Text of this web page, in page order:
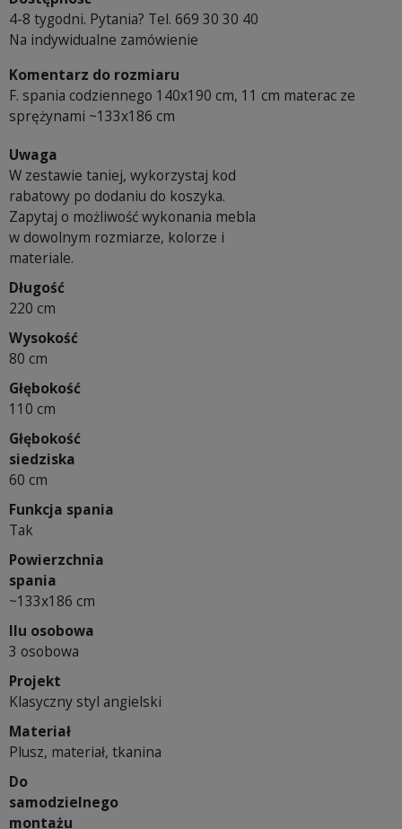
4-8 tygodni. Pytania? Tel. 669 30 30 40
Na indywidualne zamówienie
Komentarz do rozmiaru
F. spania codziennego 140x190 cm, 11 cm materac ze
sprężynami ~133x186 cm
Uwaga
W zestawie taniej, wykorzystaj kod
rabatowy po dodaniu do koszyka.
Zapytaj o możliwość wykonania mebla
w dowolnym rozmiarze, kolorze i
materiale.
Długość
220 cm
Wysokość
80 cm
Głębokość
110 cm
Głębokość
siedziska
60 cm
Funkcja spania
Tak
Powierzchnia
spania
~133x186 cm
Ilu osobowa
3 osobowa
Projekt
Klasyczny styl angielski
Materiał
Plusz, materiał, tkanina
Do
samodzielnego
montażu